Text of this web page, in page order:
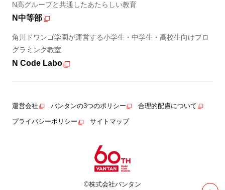
N高グループと共通したあたらしい教育
N中等部
角川ドワンゴ学園が運営する小学生・中学生・高校生向けプロ
グラミング教室
N Code Labo
運営会社 バンタンの3つのポリシー 合理的配慮について
プライバシーポリシー サイトマップ
©株式会社バンタン